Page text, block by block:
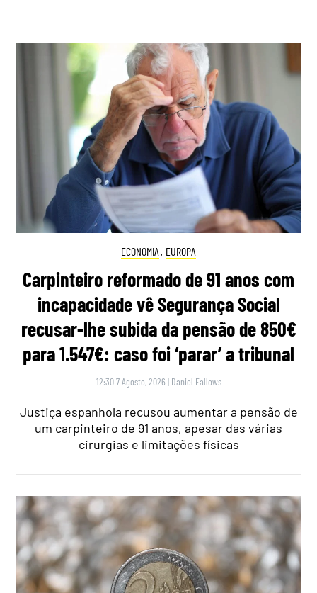
ECONOMIA , EUROPA
Carpinteiro reformado de 91 anos com
incapacidade vê Segurança Social
recusar-lhe subida da pensão de 850€
para 1.547€: caso foi ‘parar’ a tribunal
12:30 7 Agosto, 2026 | Daniel Fallows
Justiça espanhola recusou aumentar a pensão de
um carpinteiro de 91 anos, apesar das várias
cirurgias e limitações físicas